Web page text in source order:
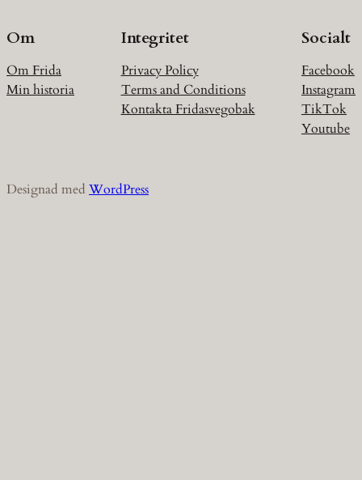
Om
Om Frida
Min historia
Integritet
Privacy Policy
Terms and Conditions
Kontakta Fridasvegobak
Socialt
Facebook
Instagram
TikTok
Youtube
Designad med WordPress